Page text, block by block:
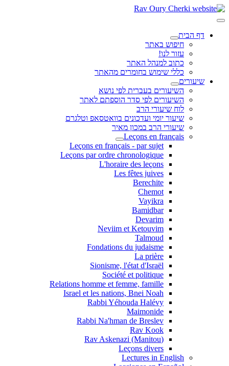
דף הבית
חיפוש באתר
עזור לנו!
כתוב למנהל האתר
כללי שימוש בחומרים מהאתר
שיעורים
השיעורים בעברית לפי נושא
השיעורים לפי סדר הוספתם לאתר
לוח שיעורי הרב
שיעור יומי ועדכונים בוואטסאפ וטלגרם
שיעורי הרב במכון מאיר
Leçons en français
Leçons en français - par sujet
Leçons par ordre chronologique
L'horaire des leçons
Les fêtes juives
Berechite
Chemot
Vayikra
Bamidbar
Devarim
Neviim et Ketouvim
Talmoud
Fondations du judaisme
La prière
Sionisme, l'état d'Israël
Société et politique
Relations homme et femme, famille
Israel et les nations, Bnei Noah
Rabbi Yéhouda Halévy
Maimonide
Rabbi Na'hman de Breslev
Rav Kook
(Rav Askenazi (Manitou
Leçons divers
Lectures in English